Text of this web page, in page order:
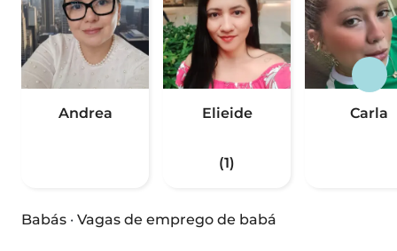
Andrea Elieide
(1)
Carla
Babás · Vagas de emprego de babá